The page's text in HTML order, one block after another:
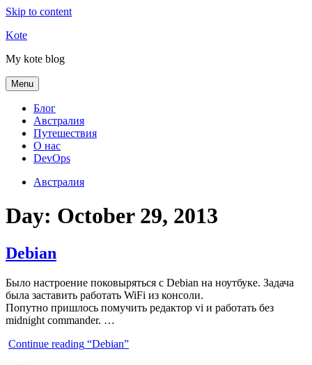
Skip to content
Kote
My kote blog
Menu
Блог
Австралия
Путешествия
О нас
DevOps
Австралия
Day: October 29, 2013
Debian
Было настроение поковыряться с Debian на ноутбуке. Задача
была заставить работать WiFi из консоли.
Попутно пришлось помучить редактор vi и работать без
midnight commander. …
Continue reading “Debian”